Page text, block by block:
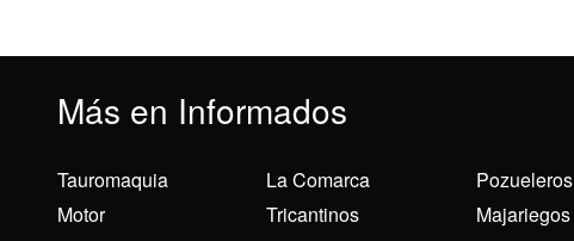
Más en Informados
Tauromaquia
Motor
La Comarca
Tricantinos
Pozueleros
Majariegos